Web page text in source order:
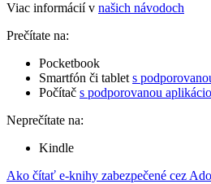
Viac informácií v našich návodoch
Prečítate na:
Pocketbook
Smartfón či tablet s
Počítač s podporovanou
Neprečítate na:
Kindle
Ako čítať e-knihy zabezpečené cez